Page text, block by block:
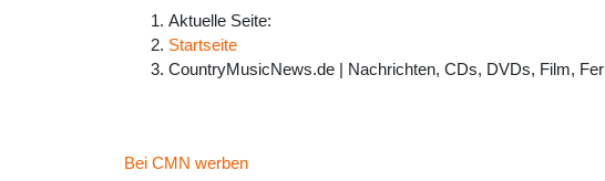
Aktuelle Seite:
Startseite
CountryMusicNews.de | Nachrichten, CDs, DVDs, Film,
Bei CMN werben